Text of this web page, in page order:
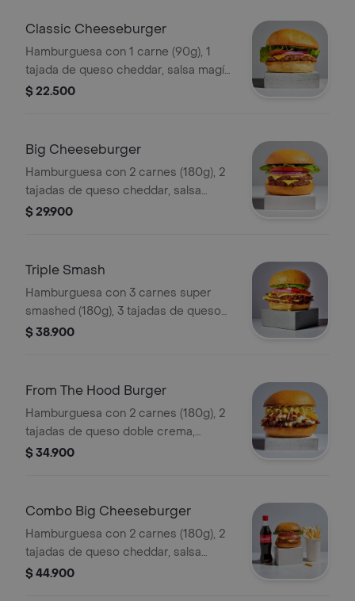
Classic Cheeseburger
Hamburguesa con 1 carne (90g), 1
tajada de queso cheddar, salsa magía,
vegetales y pepinillos a elección.
$ 22.500
Big Cheeseburger
Hamburguesa con 2 carnes (180g), 2
tajadas de queso cheddar, salsa
magía, vegetales y pepinillos a
$ 29.900
Triple Smash
Hamburguesa con 3 carnes super
smashed (180g), 3 tajadas de queso
cheddar derretido y salsa bruger.
$ 38.900
From The Hood Burger
Hamburguesa con 2 carnes (180g), 2
tajadas de queso doble crema,
tocineta crocante, piña, papitas
$ 34.900
Combo Big Cheeseburger
Hamburguesa con 2 carnes (180g), 2
tajadas de queso cheddar, salsa
magía, vegetales y pepinillos a
$ 44.900